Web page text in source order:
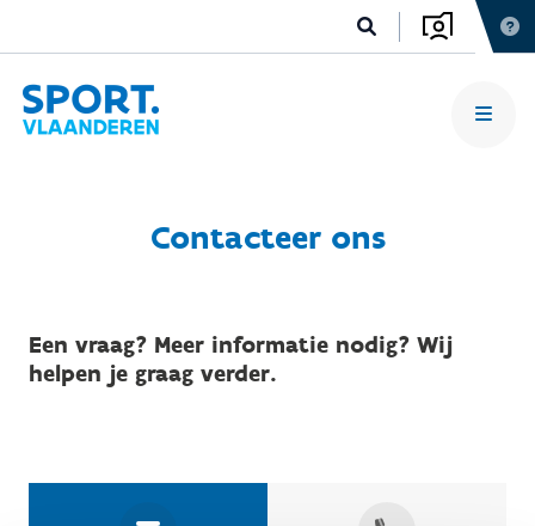
Contacteer ons
Een vraag? Meer informatie nodig? Wij
helpen je graag verder.